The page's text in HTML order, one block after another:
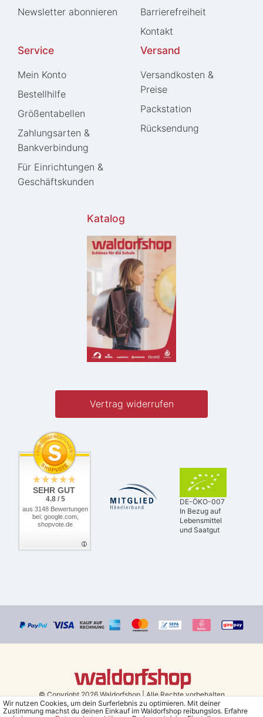
Newsletter abonnieren
Barrierefreiheit
Kontakt
Service
Mein Konto
Bestellhilfe
Größentabellen
Zahlungsarten &
Bankverbindung
Für Einrichtungen &
Geschäftskunden
Versand
Versandkosten &
Preise
Packstation
Rücksendung
Katalog
Vertrag widerrufen
SEHR GUT
4.8 / 5
aus 3148 Bewertungen
bei: google.com,
shopvote.de
DE-ÖKO-007
In Bezug auf
Lebensmittel
und Saatgut
© Copyright 2026 Waldorfshop|Alle Rechte vorbehalten.
Wir nutzen Cookies, um dein Surferlebnis zu optimieren. Mit deiner
Zustimmung machst du deinen Einkauf im Waldorfshop reibungslos. Erfahre